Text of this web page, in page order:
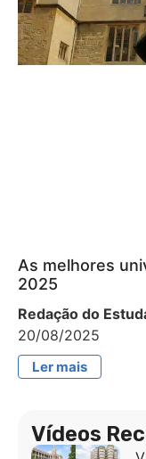
As melhores
2025
Redação do
20/08/2025
Ler mais
Vídeos